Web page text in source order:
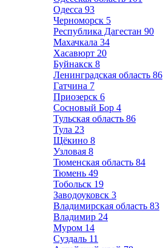
Одесса 93
Черноморск 5
Республика Дагестан 90
Махачкала 34
Хасавюрт 20
Буйнакск 8
Ленинградская область 86
Гатчина 7
Приозерск 6
Сосновый Бор 4
Тульская область 86
Тула 23
Щёкино 8
Узловая 8
Тюменская область 84
Тюмень 49
Тобольск 19
Заводоуковск 3
Владимирская область 83
Владимир 24
Муром 14
Суздаль 11